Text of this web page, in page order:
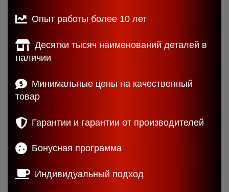
Опыт работы более 10 лет
Десятки тысяч наименований деталей в
наличии
Минимальные цены на качественный
товар
Гарантии и гарантии от производителей
Бонусная программа
Индивидуальный подход